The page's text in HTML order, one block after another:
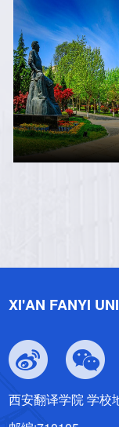
XI'AN FANYI
西安翻译学院 学